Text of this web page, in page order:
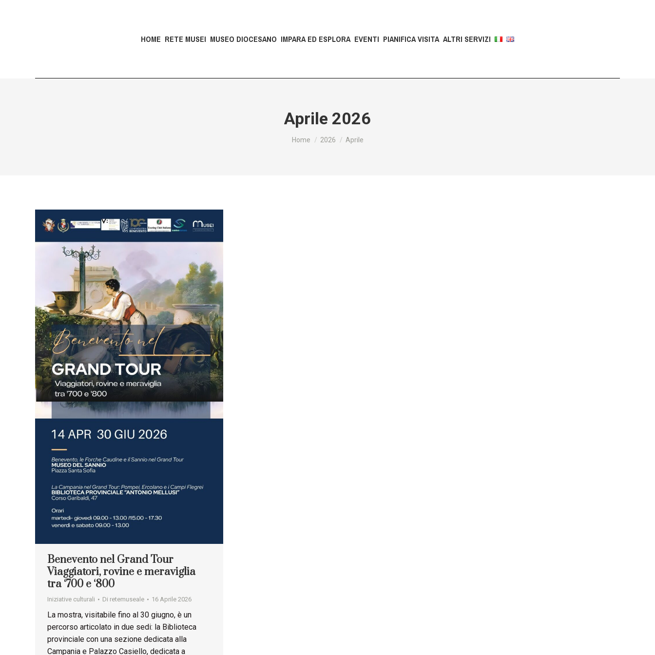
HOME RETE MUSEI MUSEO DIOCESANO IMPARA ED ESPLORA EVENTI PIANIFICA VISITA ALTRI SERVIZI
Aprile 2026
Tu sei qui:
Home 2026 Aprile
Benevento nel Grand Tour
Viaggiatori, rovine e meraviglia
tra ‘700 e ‘800
Iniziative culturali Di retemuseale 16 Aprile 2026
La mostra, visitabile fino al 30 giugno, è un
percorso articolato in due sedi: la Biblioteca
provinciale con una sezione dedicata alla
Campania e Palazzo Casiello, dedicata a